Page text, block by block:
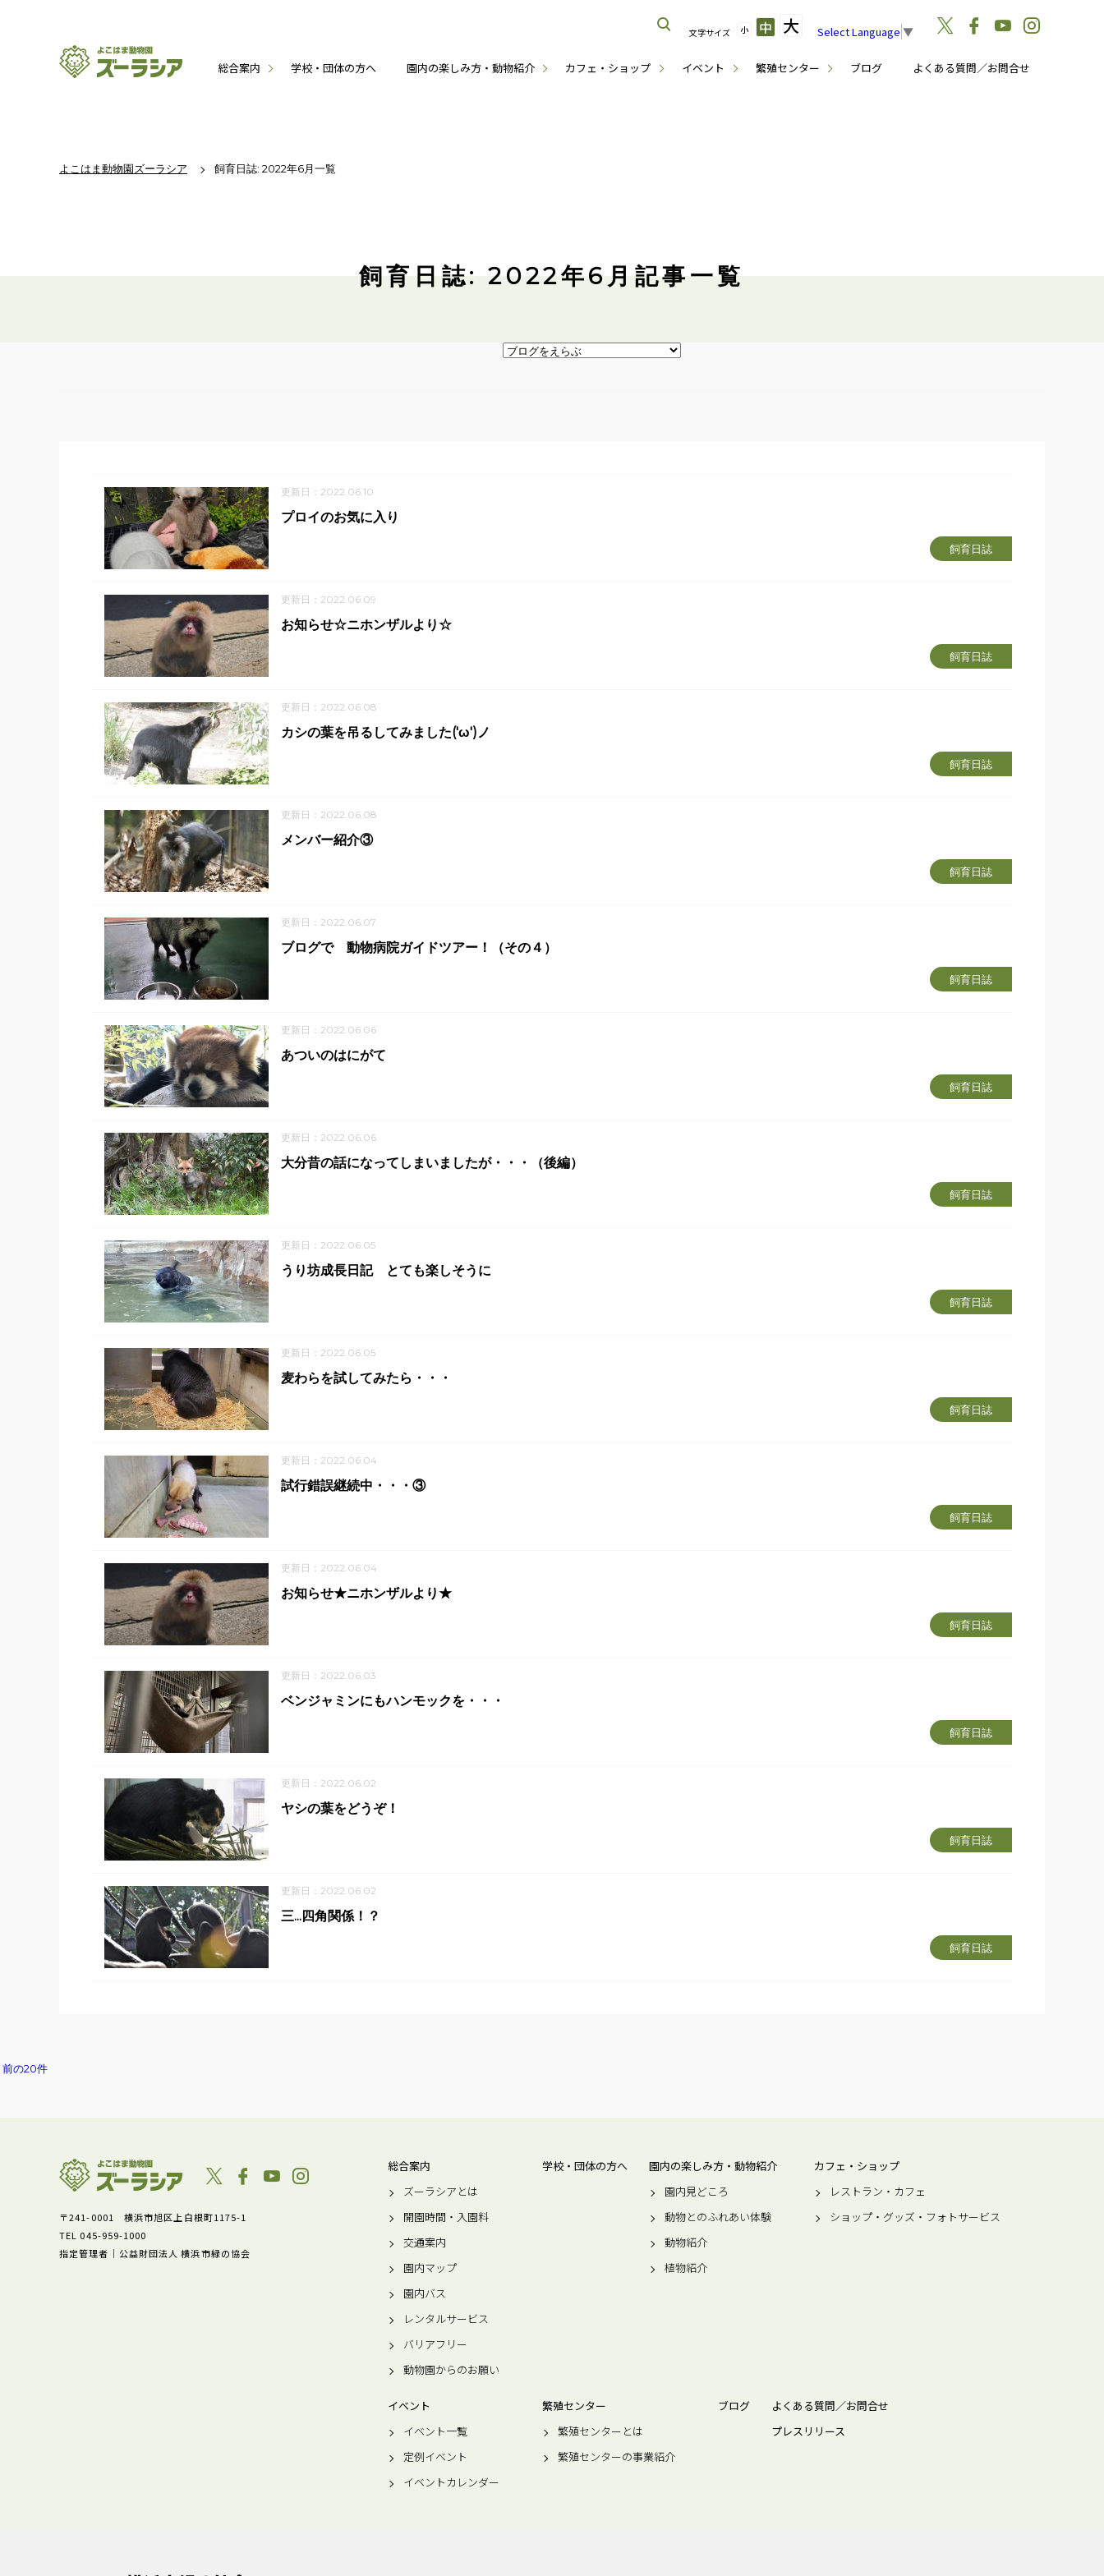
総合案内 学校・団体の方へ 園内の楽しみ方・動物紹介 カフェ・ショップ イベント 繁殖センター ブログ よくある質問／お問合せ
文字サイズ 小 中 大 Select Language ▼
よこはま動物園ズーラシア 飼育日誌: 2022年6月一覧
飼育日誌: 2022年6月記事一覧
更新日：2022.06.10
飼育日誌
プロイのお気に入り
更新日：2022.06.09
飼育日誌
お知らせ☆ニホンザルより☆
更新日：2022.06.08
飼育日誌
カシの葉を吊るしてみました('ω')ノ
更新日：2022.06.08
飼育日誌
メンバー紹介③
更新日：2022.06.07
飼育日誌
ブログで 動物病院ガイドツアー！（その４）
更新日：2022.06.06
飼育日誌
あついのはにがて
更新日：2022.06.06
飼育日誌
大分昔の話になってしまいましたが・・・（後編）
更新日：2022.06.05
飼育日誌
うり坊成長日記 とても楽しそうに
更新日：2022.06.05
飼育日誌
麦わらを試してみたら・・・
更新日：2022.06.04
飼育日誌
試行錯誤継続中・・・③
更新日：2022.06.04
飼育日誌
お知らせ★ニホンザルより★
更新日：2022.06.03
飼育日誌
ベンジャミンにもハンモックを・・・
更新日：2022.06.02
飼育日誌
ヤシの葉をどうぞ！
更新日：2022.06.02
飼育日誌
三...四角関係！？
前の20件
〒241-0001 横浜市旭区上白根町1175-1
TEL 045-959-1000
指定管理者｜公益財団法人 横浜市緑の協会
総合案内
ズーラシアとは
開園時間・入園料
交通案内
園内マップ
園内バス
レンタルサービス
バリアフリー
動物園からのお願い
学校・団体の方へ
園内の楽しみ方・動物紹介
園内見どころ
動物とのふれあい体験
動物紹介
植物紹介
カフェ・ショップ
レストラン・カフェ
ショップ・グッズ・フォトサービス
イベント
イベント一覧
定例イベント
イベントカレンダー
繁殖センター
繁殖センターとは
繁殖センターの事業紹介
ブログ
よくある質問／お問合せ
プレスリリース